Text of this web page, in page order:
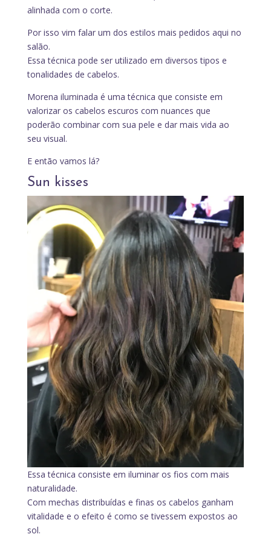
alinhada com o corte.
Por isso vim falar um dos estilos mais pedidos aqui no
salão.
Essa técnica pode ser utilizado em diversos tipos e
tonalidades de cabelos.
Morena iluminada é uma técnica que consiste em
valorizar os cabelos escuros com nuances que
poderão combinar com sua pele e dar mais vida ao
seu visual.
E então vamos lá?
Sun kisses
Essa técnica consiste em iluminar os fios com mais
naturalidade.
Com mechas distribuídas e finas os cabelos ganham
vitalidade e o efeito é como se tivessem expostos ao
sol.